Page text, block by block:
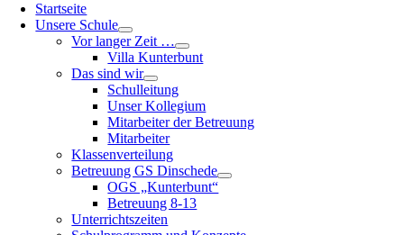
Startseite
Unsere Schule
Vor langer Zeit …
Villa Kunterbunt
Das sind wir
Schulleitung
Unser Kollegium
Mitarbeiter der Betreuung
Mitarbeiter
Klassenverteilung
Betreuung GS Dinschede
OGS „Kunterbunt“
Betreuung 8-13
Unterrichtszeiten